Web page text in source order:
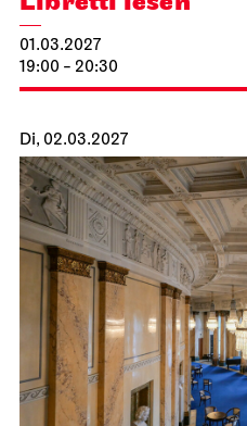
So, 14.02.2027
Stuttgarter Ballett
Familienvorstellung